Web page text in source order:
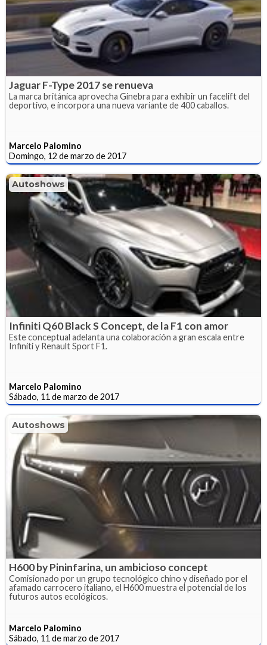
Jaguar F-Type 2017 se renueva
La marca británica aprovecha Ginebra para exhibir un facelift del
deportivo, e incorpora una nueva variante de 400 caballos.
Marcelo Palomino
Domingo, 12 de marzo de 2017
Autoshows
Infiniti Q60 Black S Concept, de la F1 con amor
Este conceptual adelanta una colaboración a gran escala entre
Infiniti y Renault Sport F1.
Marcelo Palomino
Sábado, 11 de marzo de 2017
Autoshows
H600 by Pininfarina, un ambicioso concept
Comisionado por un grupo tecnológico chino y diseñado por el
afamado carrocero italiano, el H600 muestra el potencial de los
futuros autos ecológicos.
Marcelo Palomino
Sábado, 11 de marzo de 2017